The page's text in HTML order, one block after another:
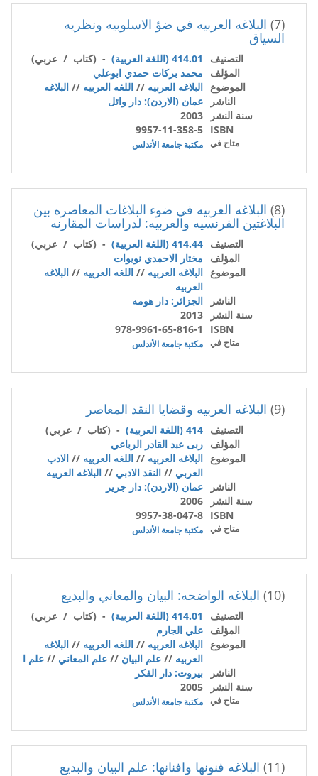
(7) البلاغه العربيه في ضؤ الاسلوبيه ونظريه
السياق
التصنيف 414.01 (اللغة العربية)
- (كتاب / عربي)
المؤلف
محمد بركات حمدي ابوعلي
الموضوع البلاغه العربيه // اللغه العربيه // البلاغه
الناشر
عمان (الاردن): دار وائل
سنة النشر
2003
ISBN
9957-11-358-5
متاح في مكتبة جامعة الأندلس
(8) البلاغه العربيه في ضوء البلاغات المعاصره بين
البلاغتين الفرنسيه والعربيه: لدراسات المقارنه
التصنيف 414.44 (اللغة العربية)
- (كتاب / عربي)
المؤلف
مختار الاحمدي نويوات
الموضوع البلاغه العربيه // اللغه العربيه // البلاغه
العربيه
الناشر
الجزائر: دار هومه
سنة النشر
2013
ISBN
978-9961-65-816-1
متاح في مكتبة جامعة الأندلس
(9) البلاغه العربيه وقضايا النقد المعاصر
التصنيف 414 (اللغة العربية)
- (كتاب / عربي)
المؤلف ربى عبد القادر الرباعي
الموضوع البلاغه العربيه // اللغه العربيه // الادب
العربي // النقد الادبي // البلاغه العربيه
الناشر
عمان (الاردن): دار جرير
سنة النشر
2006
ISBN
9957-38-047-8
متاح في مكتبة جامعة الأندلس
(10) البلاغه الواضحه: البيان والمعاني والبديع
التصنيف 414.01 (اللغة العربية)
- (كتاب / عربي)
المؤلف علي الجارم
الموضوع البلاغه العربيه // اللغه العربيه // البلاغه
العربيه // علم البيان // علم المعاني // علم ا
الناشر
بيروت: دار الفكر
سنة النشر
2005
متاح في مكتبة جامعة الأندلس
(11) البلاغه فنونها وافنانها: علم البيان والبديع